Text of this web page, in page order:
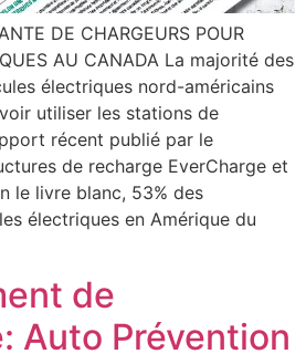
DE CHARGEURS POUR
AU CANADA La majorité des
électriques nord-américains
utiliser les stations de
récent publié par le
de recharge EverCharge et
le livre blanc, 53% des
électriques en Amérique du
de
Auto Prévention